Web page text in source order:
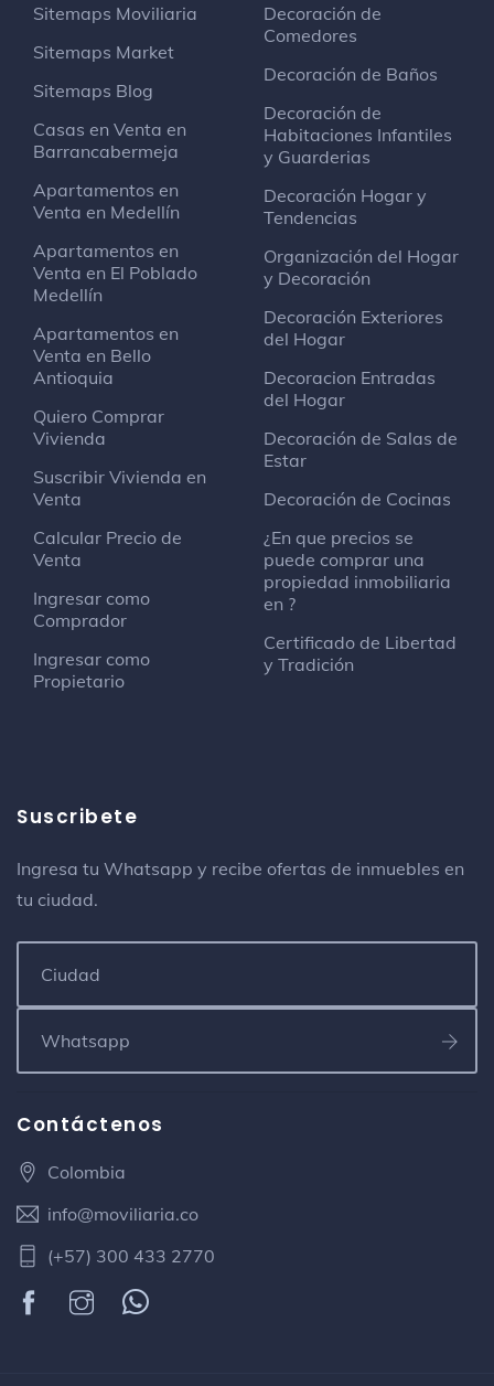
Sitemaps Moviliaria
Sitemaps Market
Sitemaps Blog
Casas en Venta en
Barrancabermeja
Apartamentos en
Venta en Medellín
Apartamentos en
Venta en El Poblado
Medellín
Apartamentos en
Venta en Bello
Antioquia
Quiero Comprar
Vivienda
Suscribir Vivienda en
Venta
Calcular Precio de
Venta
Ingresar como
Comprador
Ingresar como
Propietario
Decoración de
Comedores
Decoración de Baños
Decoración de
Habitaciones Infantiles
y Guarderias
Decoración Hogar y
Tendencias
Organización del Hogar
y Decoración
Decoración Exteriores
del Hogar
Decoracion Entradas
del Hogar
Decoración de Salas de
Estar
Decoración de Cocinas
¿En que precios se
puede comprar una
propiedad inmobiliaria
en ?
Certificado de Libertad
y Tradición
Suscribete
Ingresa tu Whatsapp y recibe ofertas de inmuebles en
tu ciudad.
Contáctenos
Colombia
info@moviliaria.co
(+57) 300 433 2770